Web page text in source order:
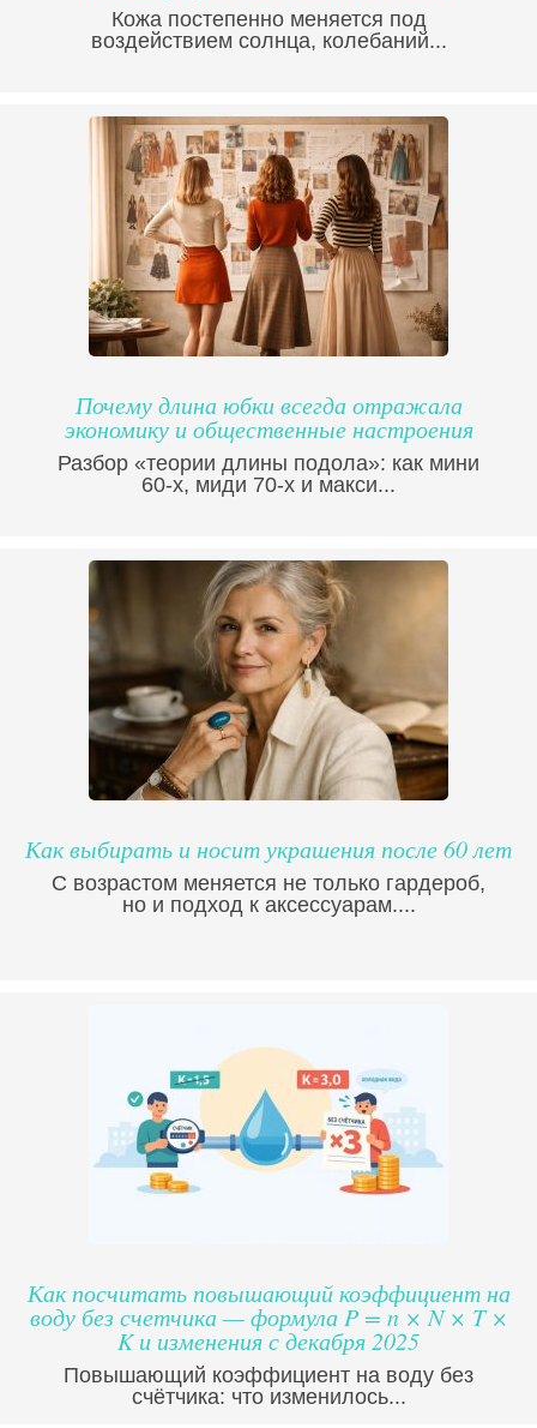
Кожа постепенно меняется под
воздействием солнца, колебаний...
Почему длина юбки всегда отражала
экономику и общественные настроения
Разбор «теории длины подола»: как мини
60-х, миди 70-х и макси...
Как выбирать и носит украшения после 60 лет
С возрастом меняется не только гардероб,
но и подход к аксессуарам....
Как посчитать повышающий коэффициент на
воду без счетчика — формула P = n × N × T ×
K и изменения с декабря 2025
Повышающий коэффициент на воду без
счётчика: что изменилось...